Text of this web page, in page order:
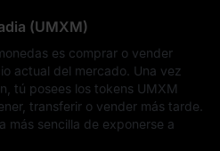
(UMXM)
es comprar o vender
actual del mercado. Una vez
tú posees los tokens UMXM
transferir o vender más tarde.
más sencilla de exponerse a